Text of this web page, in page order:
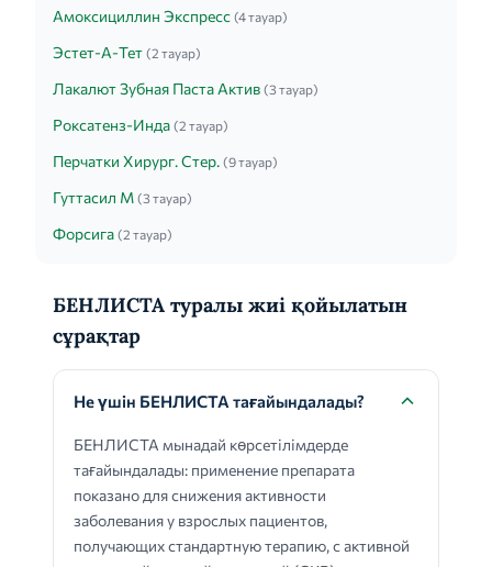
Амоксициллин Экспресс (4 тауар)
Эстет-А-Тет (2 тауар)
Лакалют Зубная Паста Актив (3 тауар)
Роксатенз-Инда (2 тауар)
Перчатки Хирург. Стер. (9 тауар)
Гуттасил М (3 тауар)
Форсига (2 тауар)
БЕНЛИСТА туралы жиі қойылатын
сұрақтар
Не үшін БЕНЛИСТА тағайындалады?
БЕНЛИСТА мынадай көрсетілімдерде
тағайындалады: применение препарата
показано для снижения активности
заболевания у взрослых пациентов,
получающих стандартную терапию, с активной